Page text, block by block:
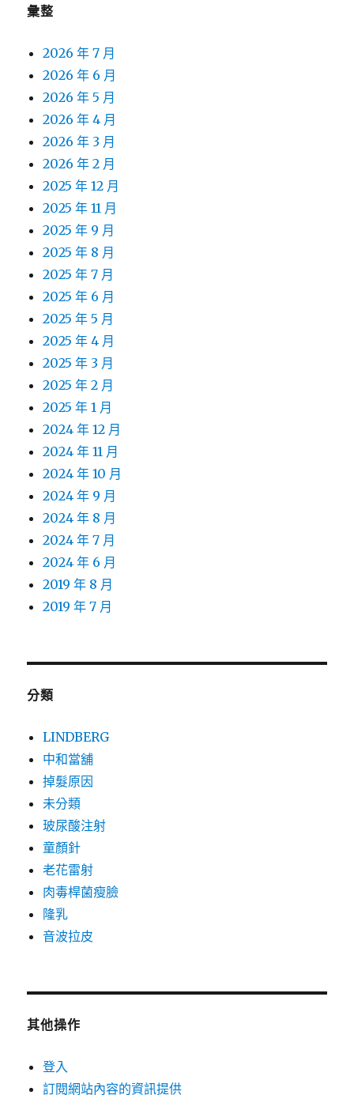
彙整
2026 年 7 月
2026 年 6 月
2026 年 5 月
2026 年 4 月
2026 年 3 月
2026 年 2 月
2025 年 12 月
2025 年 11 月
2025 年 9 月
2025 年 8 月
2025 年 7 月
2025 年 6 月
2025 年 5 月
2025 年 4 月
2025 年 3 月
2025 年 2 月
2025 年 1 月
2024 年 12 月
2024 年 11 月
2024 年 10 月
2024 年 9 月
2024 年 8 月
2024 年 7 月
2024 年 6 月
2019 年 8 月
2019 年 7 月
分類
LINDBERG
中和當舖
掉髮原因
未分類
玻尿酸注射
童顏針
老花雷射
肉毒桿菌瘦臉
隆乳
音波拉皮
其他操作
登入
訂閱網站內容的資訊提供